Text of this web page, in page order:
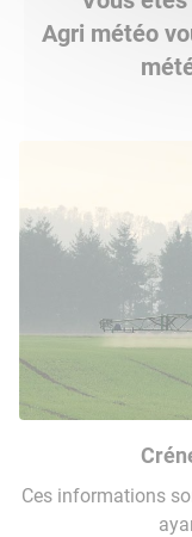
Agri météo
Ces informations